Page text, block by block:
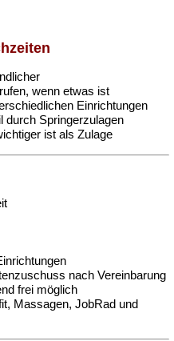
wenn etwas ist
Einrichtungen
durch Springerzulagen
ist als Zulage
nach Vereinbarung
frei möglich
Massagen, JobRad und